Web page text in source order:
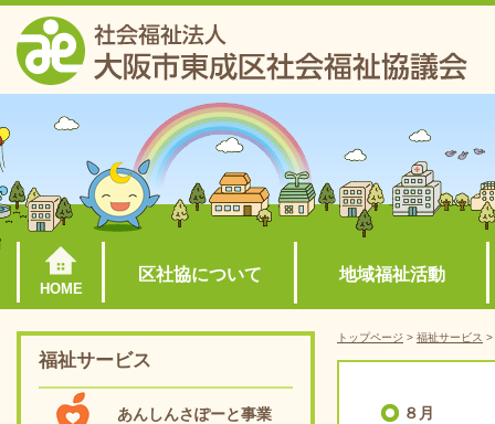
HOME
区社協について 地域福祉活動
福祉サービス
あんしんさぽーと事業
トップページ > 福祉サービス >
８月